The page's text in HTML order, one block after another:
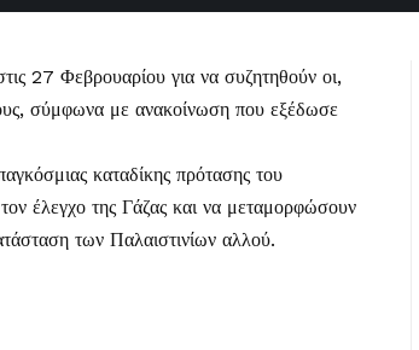
27 Φεβρουαρίου για να συζητηθούν οι,
σύμφωνα με ανακοίνωση που εξέδωσε
καταδίκης πρότασης του
έλεγχο της Γάζας και να μεταμορφώσουν
των Παλαιστινίων αλλού.